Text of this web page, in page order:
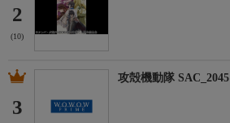
2
(10)
3
攻殻機動隊 SAC_2045